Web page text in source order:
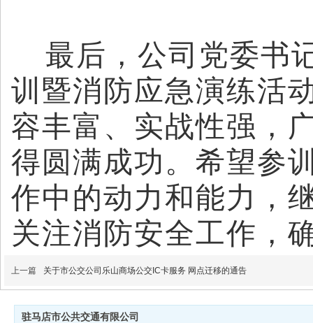
最后，公司党委书
训暨消防应急演练活
容丰富、实战性强，
得圆满成功。希望参
作中的动力和能力，
关注消防安全工作，
上一篇 关于市公交公司乐山商场公交IC卡服务 网点迁移的通告
驻马店市公共交通有限公司